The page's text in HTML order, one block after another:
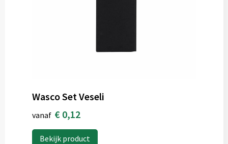
Wasco Set Veseli
vanaf € 0,12
Bekijk product